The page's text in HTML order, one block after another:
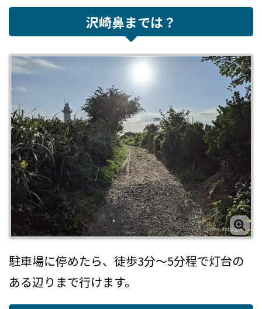
沢崎鼻までは？
駐車場に停めたら、徒歩3分～5分程で灯台の
ある辺りまで行けます。